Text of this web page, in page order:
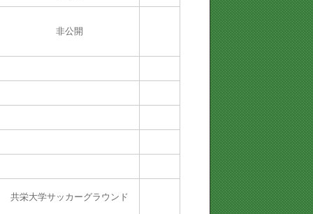
非公開
共栄大学サッカーグラウンド